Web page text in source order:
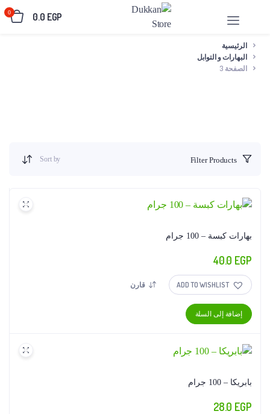
0.0 EGP
0
الرئيسية
البهارات و التوابل
الصفحة 3
Filter Products
Sort by
بهارات كبسة – 100 جرام
40.0 EGP
ADD TO WISHLIST قارن
إضافة إلى السلة
بابريكا – 100 جرام
28.0 EGP